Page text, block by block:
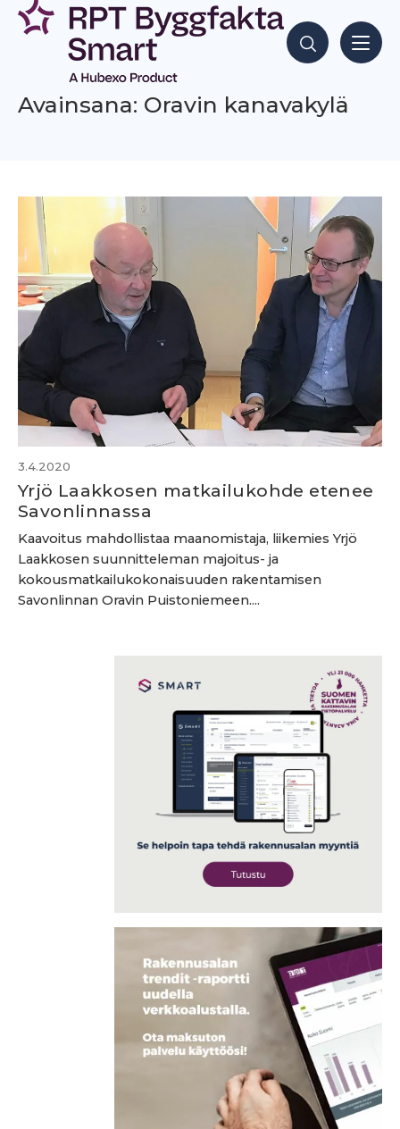
Siirry
sisältöön
Hae sisältöjä
Avainsana: Oravin kanavakylä
3.4.2020
Yrjö Laakkosen matkailukohde etenee
Savonlinnassa
Kaavoitus mahdollistaa maanomistaja, liikemies Yrjö
Laakkosen suunnitteleman majoitus- ja
kokousmatkailukokonaisuuden rakentamisen
Savonlinnan Oravin Puistoniemeen....